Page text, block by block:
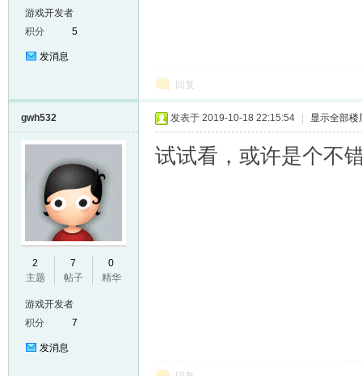
游戏开发者
积分
5
发消息
回复
gwh532
2
主题
7
帖子
0
精华
游戏开发者
积分
7
发消息
发表于 2019-10-18 22:15:54 显示全部楼
试试看，或许是个不